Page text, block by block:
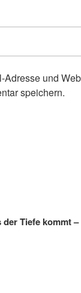
Adresse und
speichern.
der Tiefe kommt –